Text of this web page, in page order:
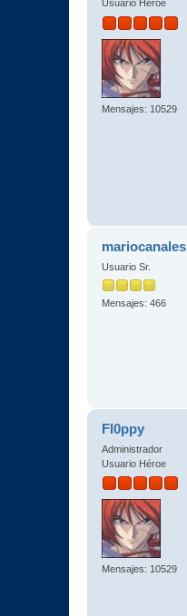
Usuario Héroe
Mensajes: 10529
mariocanales
Usuario Sr.
Mensajes: 466
Fl0ppy
Administrador
Usuario Héroe
Mensajes: 10529